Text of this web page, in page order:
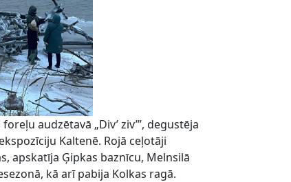
audzētavā „Div’ ziv’”, degustēja
Kaltenē. Rojā ceļotāji
apskatīja Ģipkas baznīcu, Melnsilā
kā arī pabija Kolkas ragā.